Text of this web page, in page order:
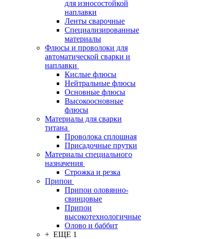
для износостойкой
наплавки
Ленты сварочные
Специализированные
материалы
Флюсы и проволоки для
автоматической сварки и
наплавки
Кислые флюсы
Нейтральные флюсы
Основные флюсы
Высокоосновные
флюсы
Материалы для сварки
титана
Проволока сплошная
Присадочные прутки
Материалы специального
назначения
Строжка и резка
Припои
Припои оловянно-
свинцовые
Припои
высокотехнологичные
Олово и баббит
+ ЕЩЕ 1